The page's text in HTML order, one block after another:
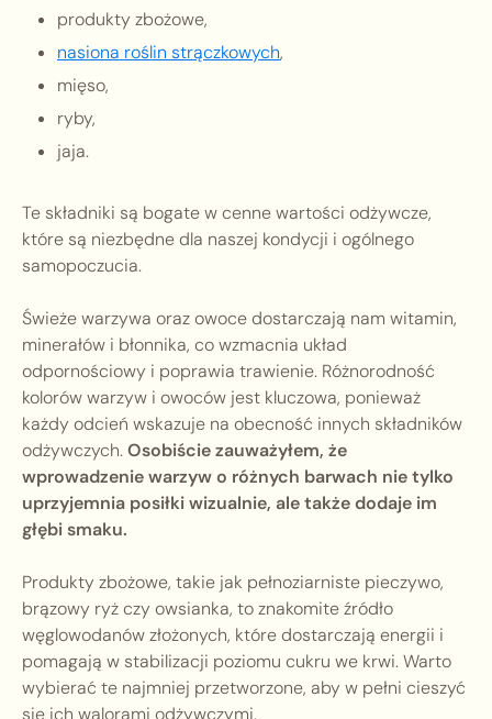
produkty zbożowe,
nasiona roślin strączkowych,
mięso,
ryby,
jaja.
Te składniki są bogate w cenne wartości odżywcze,
które są niezbędne dla naszej kondycji i ogólnego
samopoczucia.
Świeże warzywa oraz owoce dostarczają nam witamin,
minerałów i błonnika, co wzmacnia układ
odpornościowy i poprawia trawienie. Różnorodność
kolorów warzyw i owoców jest kluczowa, ponieważ
każdy odcień wskazuje na obecność innych składników
odżywczych.Osobiście zauważyłem, że
wprowadzenie warzyw o różnych barwach nie tylko
uprzyjemnia posiłki wizualnie, ale także dodaje im
głębi smaku.
Produkty zbożowe, takie jak pełnoziarniste pieczywo,
brązowy ryż czy owsianka, to znakomite źródło
węglowodanów złożonych, które dostarczają energii i
pomagają w stabilizacji poziomu cukru we krwi. Warto
wybierać te najmniej przetworzone, aby w pełni cieszyć
się ich walorami odżywczymi.